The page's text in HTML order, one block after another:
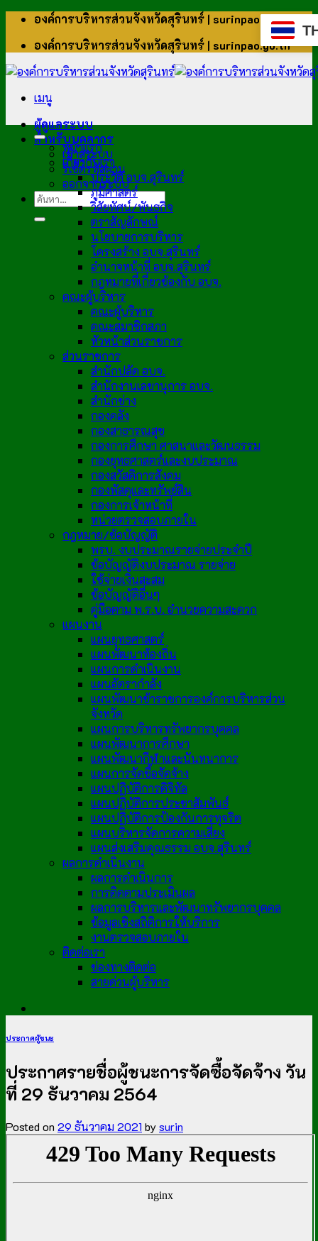
ข้าม
เนื้อหา
องค์การบริหารส่วนจังหวัดสุรินทร์ | surinpao.go.th
องค์การบริหารส่วนจังหวัดสุรินทร์ | surinpao.go.th
เมนู
ผู้ดูแลระบบ
สำหรับบุคลากร
เข้าสู่ระบบ
รีเซ็ตรหัสผ่าน
ออกจากระบบ
หน้าแรก
เกี่ยวกับเรา
ประวัติ อบจ.สุรินทร์
ภูมิศาสตร์
วิสัยทัศน์/พันธกิจ
ตราสัญลักษณ์
นโยบายการบริหาร
โครงสร้าง อบจ.สุรินทร์
อำนาจหน้าที่ อบจ.สุรินทร์
กฎหมายที่เกี่ยวข้องกับ อบจ.
คณะผู้บริหาร
คณะผู้บริหาร
คณะสมาชิกสภา
หัวหน้าส่วนราชการ
ส่วนราชการ
สำนักปลัด อบจ.
สำนักงานเลขานุการ อบจ.
สำนักช่าง
กองคลัง
กองสาธารณสุข
กองการศึกษา ศาสนาและวัฒนธรรม
กองยุทธศาสตร์และงบประมาณ
กองสวัสดิการสังคม
กองพัสดุและทรัพย์สิน
กองการเจ้าหน้าที่
หน่วยตรวจสอบภายใน
กฎหมาย/ข้อบัญญัติ
พรบ. งบประมาณรายจ่ายประจำปี
ข้อบัญญัติงบประมาณ รายจ่าย
ใช้จ่ายเงินสะสม
ข้อบัญญัติอื่นๆ
คู่มือตาม พ.ร.บ. อำนวยความสะดวก
แผนงาน
แผนยุทธศาสตร์
แผนพัฒนาท้องถิ่น
แผนการดำเนินงาน
แผนอัตรากำลัง
แผนพัฒนาข้าราชการองค์การบริหารส่วน
จังหวัด
แผนการบริหารทรัพยากรบุคคล
แผนพัฒนาการศึกษา
แผนพัฒนากีฬาและนันทนาการ
แผนการจัดซื้อจัดจ้าง
แผนปฏิบัติการดิจิทัล
แผนปฏิบัติการประชาสัมพันธ์
แผนปฏิบัติการป้องกันการทุจริต
แผนบริหารจัดการความเสี่ยง
แผนส่งเสริมคุณธรรม อบจ.สุรินทร์
ผลการดำเนินงาน
ผลการดำเนินการ
การติดตามประเมินผล
ผลการบริหารและพัฒนาทรัพยากรบุคคล
ข้อมูลเชิงสถิติการให้บริการ
งานตรวจสอบภายใน
ติดต่อเรา
ช่องทางติดต่อ
สายด่วนผู้บริหาร
ประกาศผู้ชนะ
ประกาศรายชื่อผู้ชนะการจัดซื้อจัดจ้าง วัน
ที่ 29 ธันวาคม 2564
Posted on 29 ธันวาคม 2021 bysurin